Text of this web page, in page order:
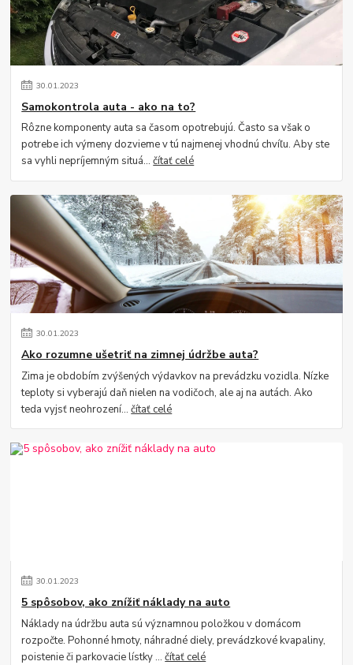
30.01.2023
Samokontrola auta - ako na to?
Rôzne komponenty auta sa časom opotrebujú. Často sa však o
potrebe ich výmeny dozvieme v tú najmenej vhodnú chvíľu. Aby ste
sa vyhli nepríjemným situá...čítať celé
30.01.2023
Ako rozumne ušetriť na zimnej údržbe auta?
Zima je obdobím zvýšených výdavkov na prevádzku vozidla. Nízke
teploty si vyberajú daň nielen na vodičoch, ale aj na autách. Ako
teda vyjsť neohrození...čítať celé
30.01.2023
5 spôsobov, ako znížiť náklady na auto
Náklady na údržbu auta sú významnou položkou v domácom
rozpočte. Pohonné hmoty, náhradné diely, prevádzkové kvapaliny,
poistenie či parkovacie lístky ...čítať celé